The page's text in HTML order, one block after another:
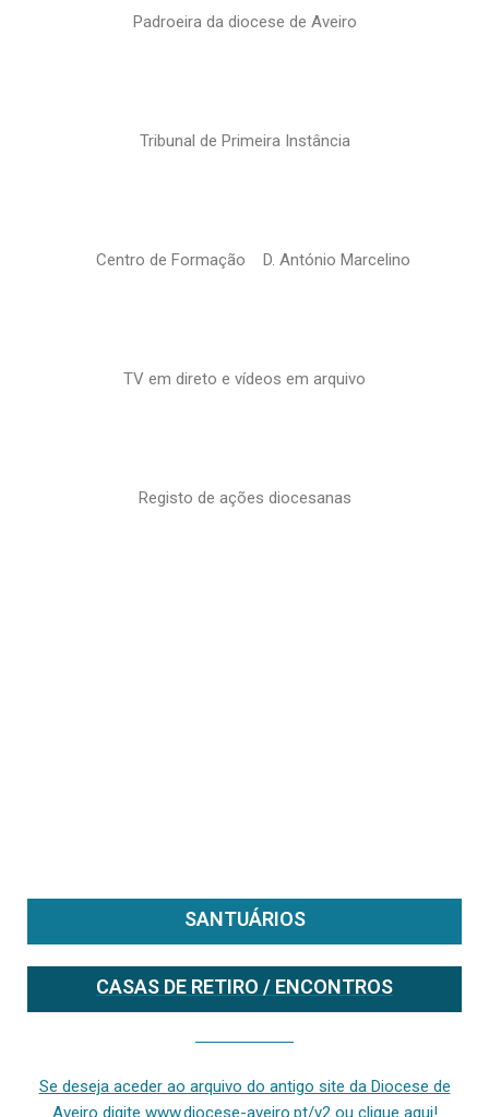
Padroeira da diocese de Aveiro
Tribunal de Primeira Instância
Centro de Formação D. António Marcelino
TV em direto e vídeos em arquivo
Registo de ações diocesanas
SANTUÁRIOS
CASAS DE RETIRO / ENCONTROS
Se deseja aceder ao arquivo do antigo site da Diocese de
Aveiro digite www.diocese-aveiro.pt/v2 ou clique aqui!